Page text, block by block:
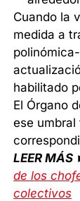
Cuando la
medida a
habilitado
El Órgano
ese
LEER MÁS
de los
colectivos